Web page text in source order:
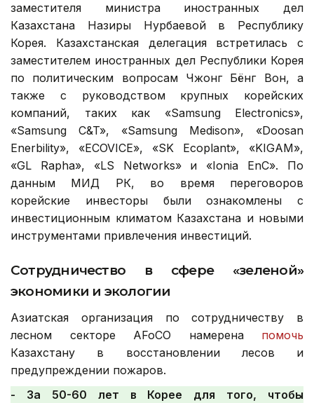
заместителя министра иностранных дел
Казахстана Назиры Нурбаевой в Республику
Корея. Казахстанская делегация встретилась с
заместителем иностранных дел Республики Корея
по политическим вопросам Чжонг Бёнг Вон, а
также с руководством крупных корейских
компаний, таких как «Samsung Electronics»,
«Samsung C&T», «Samsung Medison», «Doosan
Enerbility», «ECOVICE», «SK Ecoplant», «KIGAM»,
«GL Rapha», «LS Networks» и «Ionia EnC». По
данным МИД РК, во время переговоров
корейские инвесторы были ознакомлены с
инвестиционным климатом Казахстана и новыми
инструментами привлечения инвестиций.
Сотрудничество в сфере «зеленой»
экономики и экологии
Азиатская организация по сотрудничеству в
лесном секторе AFoCO намерена помочь
Казахстану в восстановлении лесов и
предупреждении пожаров.
- За 50-60 лет в Корее для того, чтобы